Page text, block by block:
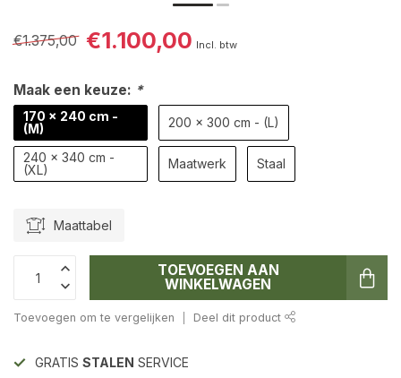
€1.375,00 €1.100,00 Incl. btw
Maak een keuze: *
170 x 240 cm -
(M)
200 x 300 cm - (L)
240 x 340 cm -
(XL)
Maatwerk Staal
Maattabel
TOEVOEGEN AAN
WINKELWAGEN
Toevoegen om te vergelijken Deel dit product
GRATIS STALEN SERVICE